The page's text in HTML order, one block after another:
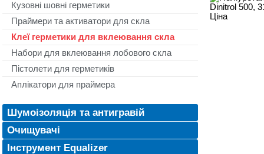
Кузовні шовні герметики
Праймери та активатори для скла
Клеї герметики для вклеювання скла
Набори для вклеювання лобового скла
Пістолети для герметиків
Аплікатори для праймера
Шумоізоляція та антигравій
Очищувачі
Інструмент Equalizer